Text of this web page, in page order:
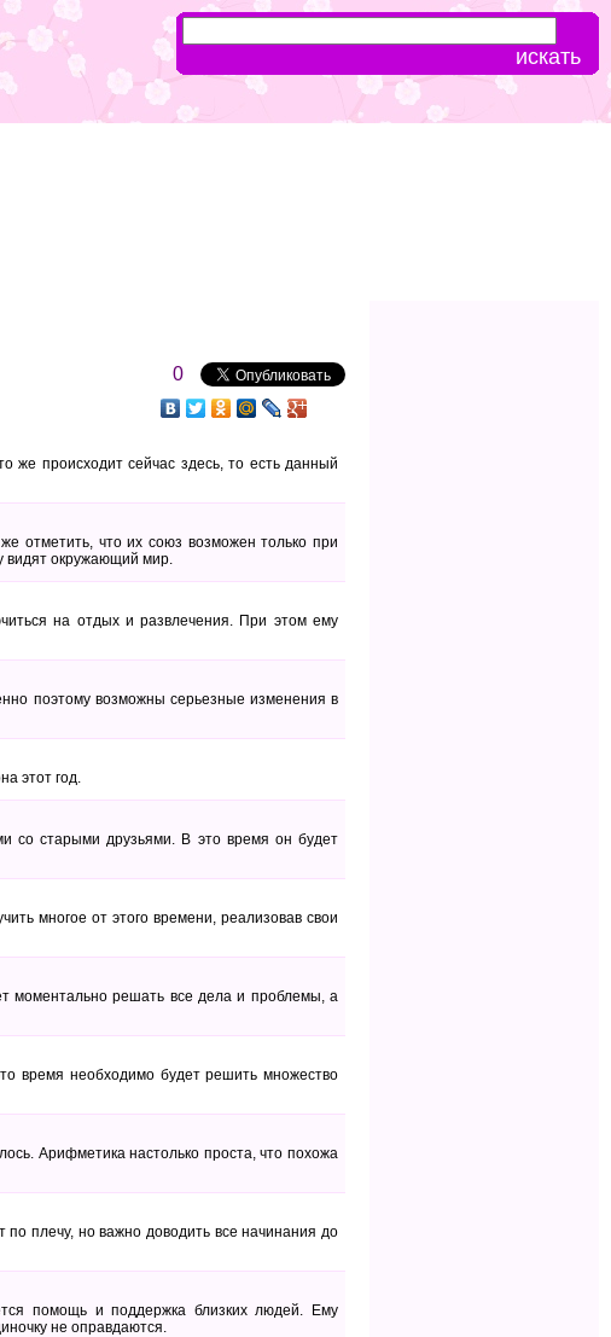
0
же происходит сейчас здесь, то есть данный
отметить, что их союз возможен только при
видят окружающий мир.
на отдых и развлечения. При этом ему
поэтому возможны серьезные изменения в
этот год.
со старыми друзьями. В это время он будет
многое от этого времени, реализовав свои
моментально решать все дела и проблемы, а
время необходимо будет решить множество
Арифметика настолько проста, что похожа
плечу, но важно доводить все начинания до
помощь и поддержка близких людей. Ему
не оправдаются.